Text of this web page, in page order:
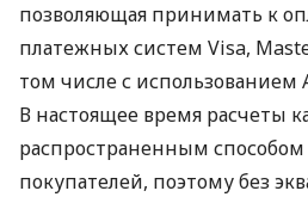
позволяющая принимать к
платежных систем Visa,
том числе с использованием
В настоящее время расчеты
распространенным
покупателей, поэтому без